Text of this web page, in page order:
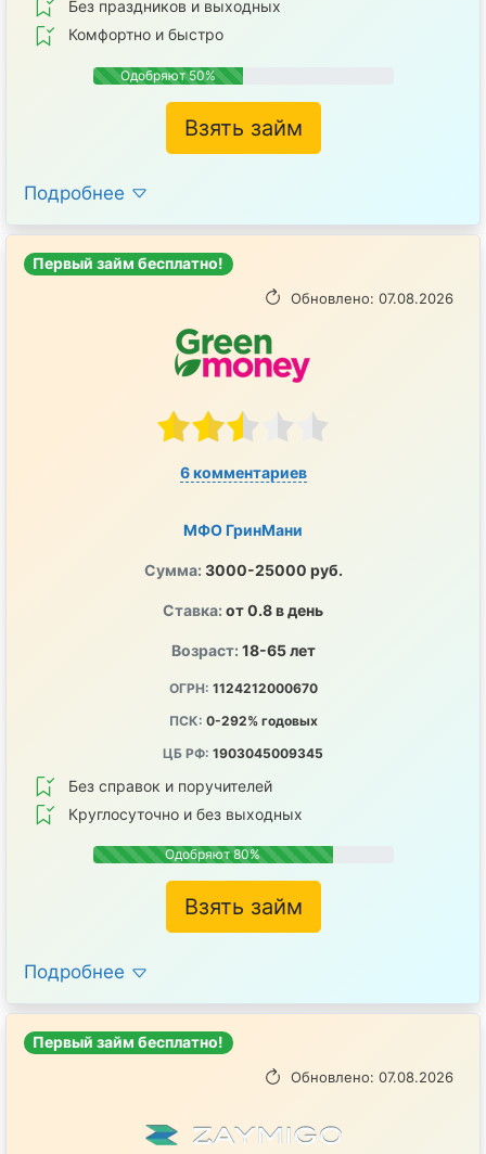
Без праздников и выходных
Комфортно и быстро
Одобряют 50%
Взять займ
Подробнее
Первый займ бесплатно!
Обновлено: 07.08.2026
6 комментариев
МФО ГринМани
Сумма: 3000-25000 руб.
Ставка: от 0.8 в день
Возраст: 18-65 лет
ОГРН: 1124212000670
ПСК: 0-292% годовых
ЦБ РФ: 1903045009345
Без справок и поручителей
Круглосуточно и без выходных
Одобряют 80%
Взять займ
Подробнее
Первый займ бесплатно!
Обновлено: 07.08.2026